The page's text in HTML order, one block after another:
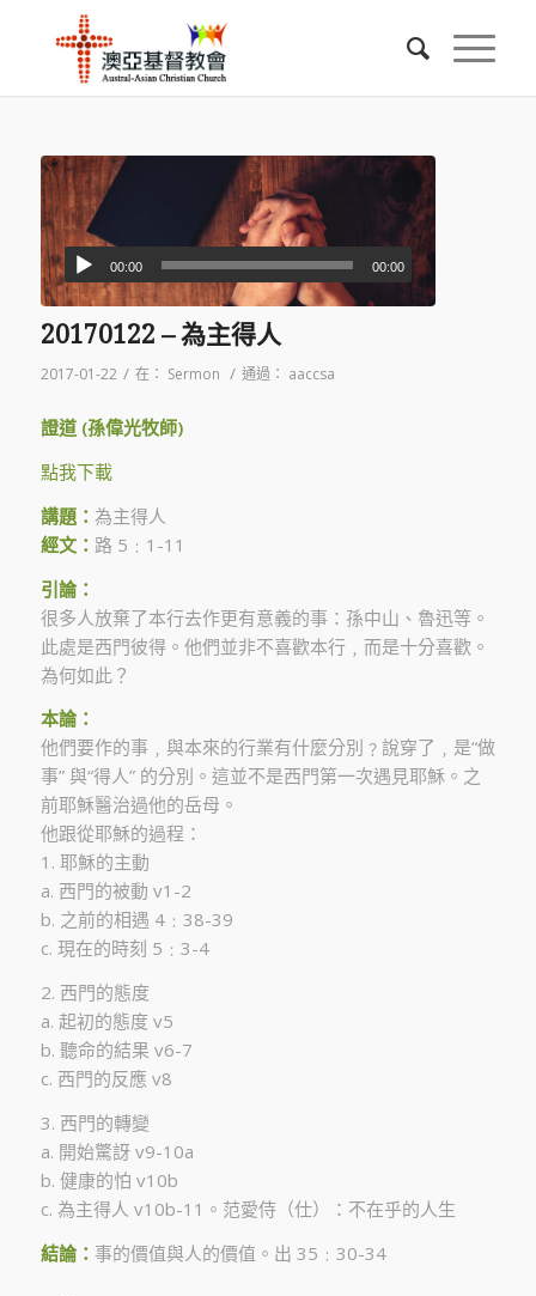
00:00 00:00
20170122 – 為主得人
2017-01-22 / 在： Sermon / 通過： aaccsa
證道 (孫偉光牧師)
點我下載
講題： 為主得人
經文： 路 5﹕1-11
引論：
很多人放棄了本行去作更有意義的事：孫中山、魯迅等。
此處是西門彼得。他們並非不喜歡本行﹐而是十分喜歡。
為何如此？
本論：
他們要作的事﹐與本來的行業有什麼分別﹖說穿了﹐是“做
事” 與“得人” 的分別。這並不是西門第一次遇見耶穌。之
前耶穌醫治過他的岳母。
他跟從耶穌的過程：
1. 耶穌的主動
a. 西門的被動 v1-2
b. 之前的相遇 4﹕38-39
c. 現在的時刻 5﹕3-4
2. 西門的態度
a. 起初的態度 v5
b. 聽命的結果 v6-7
c. 西門的反應 v8
3. 西門的轉變
a. 開始驚訝 v9-10a
b. 健康的怕 v10b
c. 為主得人 v10b-11。范愛侍（仕）：不在乎的人生
結論： 事的價值與人的價值。出 35﹕30-34